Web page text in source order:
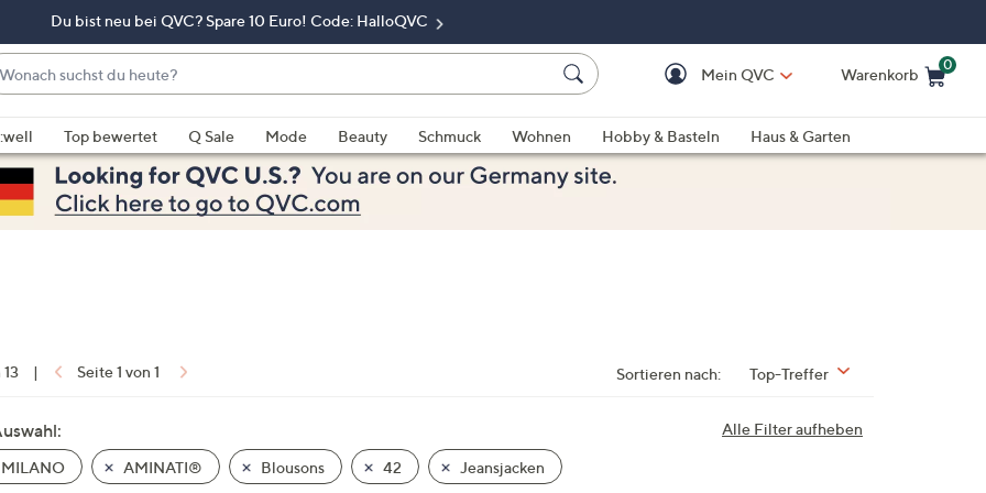
Du bist neu bei QVC? Spare 10 Euro! Code: HalloQVC
Mein QVC Warenkorb
0
Top bewertet Q Sale Mode Beauty Schmuck Wohnen Hobby & Basteln
Haus & Garten
13 | Seite 1 von 1 Sortieren nach: Top-Treffer
Alle Filter aufheben
AMINATI® Blousons 42 Jeansjacken